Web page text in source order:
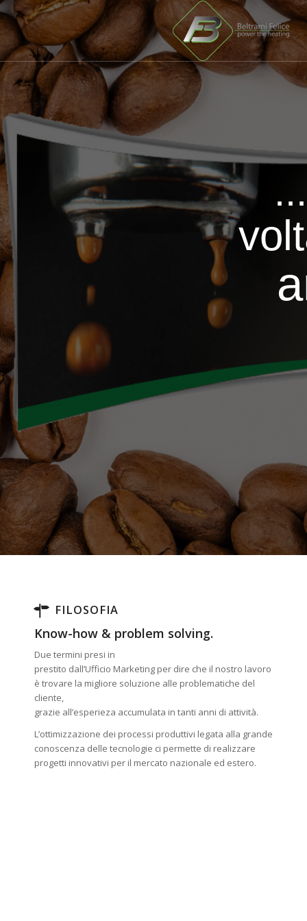
FILOSOFIA
Know-how & problem solving.
Due termini presi in
prestito dall’Ufficio Marketing per dire che il nostro lavoro
è trovare la migliore soluzione alle problematiche del
cliente,
grazie all’esperieza accumulata in tanti anni di attività.
L’ottimizzazione dei processi produttivi legata alla grande
conoscenza delle tecnologie ci permette di realizzare
progetti innovativi per il mercato nazionale ed estero.